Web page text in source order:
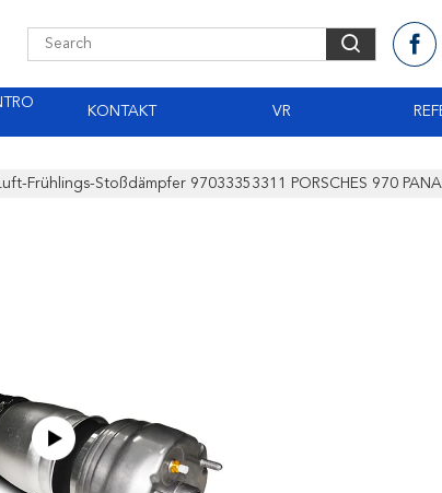
KONTAKT VR
Frühlings-Stoßdämpfer 97033353311 PORSCHES 970